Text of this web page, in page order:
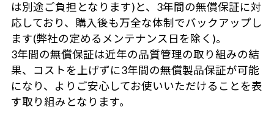
は別途ご負担となります)と、3年間の無償保証に対
応しており、購入後も万全な体制でバックアップし
ます(弊社の定めるメンテナンス日を除く)。
3年間の無償保証は近年の品質管理の取り組みの結
果、コストを上げずに3年間の無償製品保証が可能
になり、よりご安心してお使いいただけることを表
す取り組みとなります。